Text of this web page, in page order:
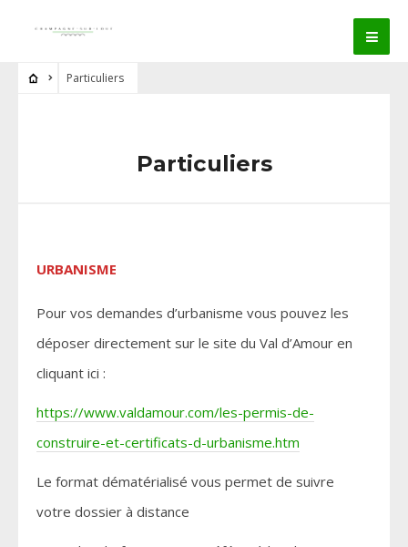
Particuliers
Particuliers
URBANISME
Pour vos demandes d’urbanisme vous pouvez les
déposer directement sur le site du Val d’Amour en
cliquant ici :
https://www.valdamour.com/les-permis-de-
construire-et-certificats-d-urbanisme.htm
Le format dématérialisé vous permet de suivre
votre dossier à distance